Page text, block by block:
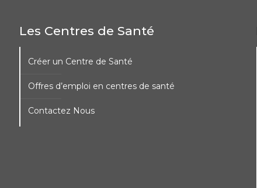
Les Centres de Santé
Créer un Centre de Santé
Offres d’emploi en centres de santé
Contactez Nous